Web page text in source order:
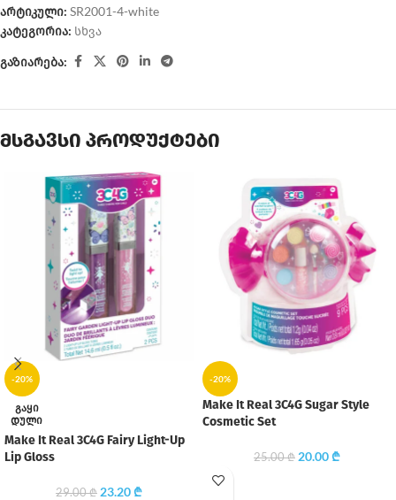
არტიკული: SR2001-4-white
კატეგორია: სხვა
გაზიარება:
მსგავსი პროდუქტები
-20%
ᲒᲐᲧᲘ
ᲓᲣᲚᲘ
Make It Real 3C4G Fairy Light-Up
Lip Gloss
29.00₾ 23.20₾
-20%
Make It Real 3C4G Sugar Style
Cosmetic Set
25.00₾ 20.00₾